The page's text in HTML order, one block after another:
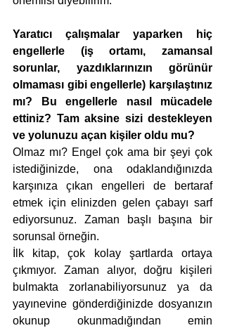
Yaratıcı çalışmalar yaparken hiç
engellerle (iş ortamı, zamansal
sorunlar, yazdıklarınızın görünür
olmaması gibi engellerle) karşılaştınız
mı? Bu engellerle nasıl mücadele
ettiniz? Tam aksine sizi destekleyen
ve yolunuzu açan kişiler oldu mu?
Olmaz mı? Engel çok ama bir şeyi çok
istediğinizde, ona odaklandığınızda
karşınıza çıkan engelleri de bertaraf
etmek için elinizden gelen çabayı sarf
ediyorsunuz. Zaman başlı başına bir
sorunsal örneğin.
İlk kitap, çok kolay şartlarda ortaya
çıkmıyor. Zaman alıyor, doğru kişileri
bulmakta zorlanabiliyorsunuz ya da
yayınevine gönderdiğinizde dosyanızın
okunup okunmadığından emin